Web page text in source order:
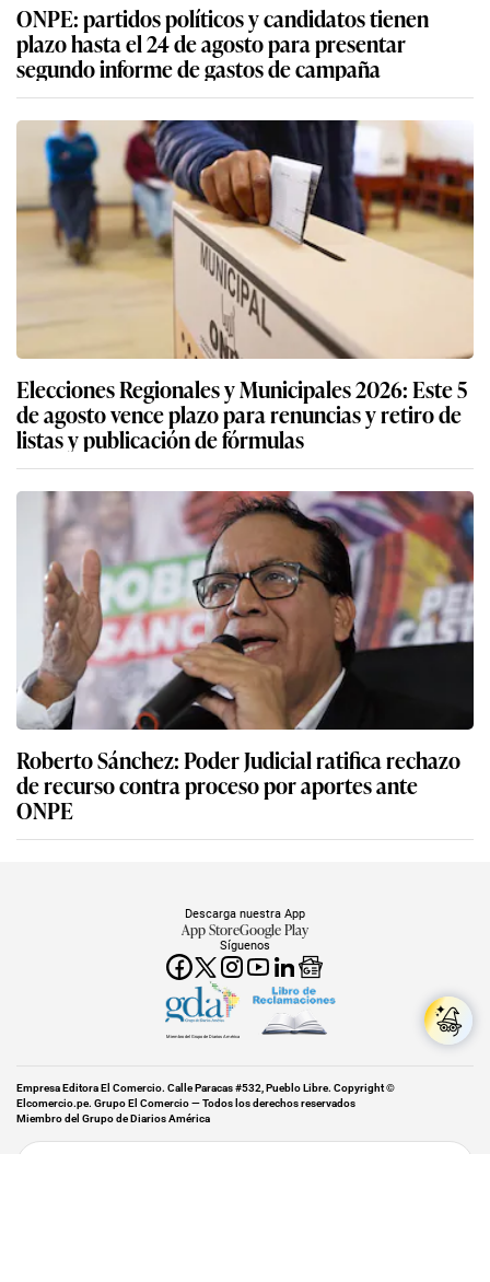
ONPE: partidos políticos y candidatos tienen
plazo hasta el 24 de agosto para presentar
segundo informe de gastos de campaña
Elecciones Regionales y Municipales 2026: Este 5
de agosto vence plazo para renuncias y retiro de
listas y publicación de fórmulas
Roberto Sánchez: Poder Judicial ratifica rechazo
de recurso contra proceso por aportes ante
ONPE
Síguenos
Descarga nuestra App
App StoreGoogle Play
Miembro del Grupo de Diarios América
Empresa Editora El Comercio. Calle Paracas #532, Pueblo Libre. Copyright ©
Elcomercio.pe. Grupo El Comercio — Todos los derechos reservados
Miembro del Grupo de Diarios América